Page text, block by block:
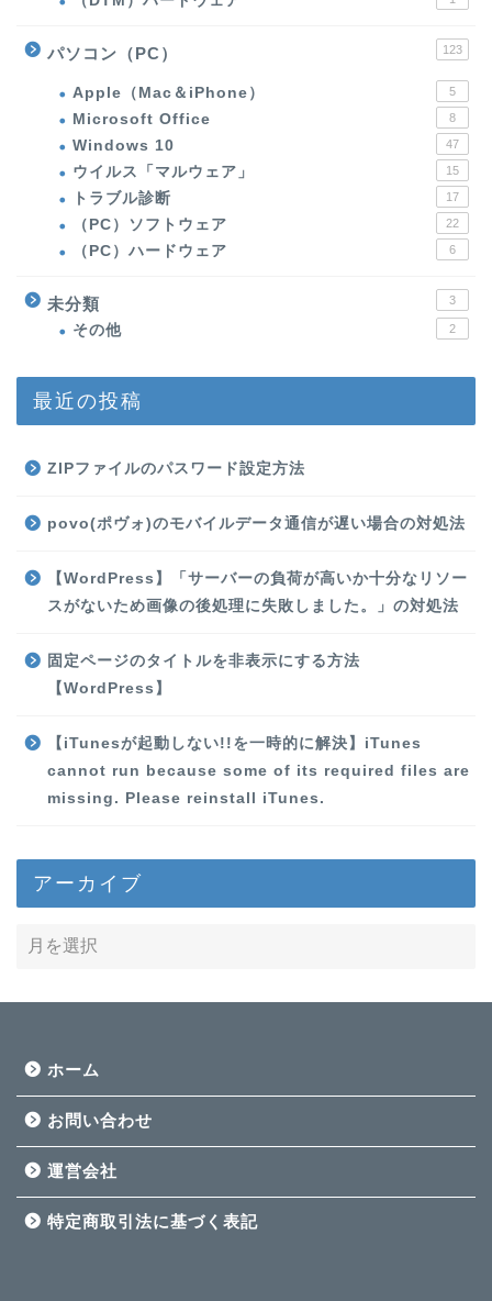
パソコン（PC） 123
Apple（Mac＆iPhone） 5
Microsoft Office 8
Windows 10 47
ウイルス「マルウェア」 15
トラブル診断 17
（PC）ソフトウェア 22
（PC）ハードウェア 6
未分類 3
その他 2
最近の投稿
ZIPファイルのパスワード設定方法
povo(ポヴォ)のモバイルデータ通信が遅い場合の対処法
【WordPress】「サーバーの負荷が高いか十分なリソー
スがないため画像の後処理に失敗しました。」の対処法
固定ページのタイトルを非表示にする方法
【WordPress】
【iTunesが起動しない!!を一時的に解決】iTunes
cannot run because some of its required files are
missing. Please reinstall iTunes.
アーカイブ
ホーム
お問い合わせ
運営会社
特定商取引法に基づく表記